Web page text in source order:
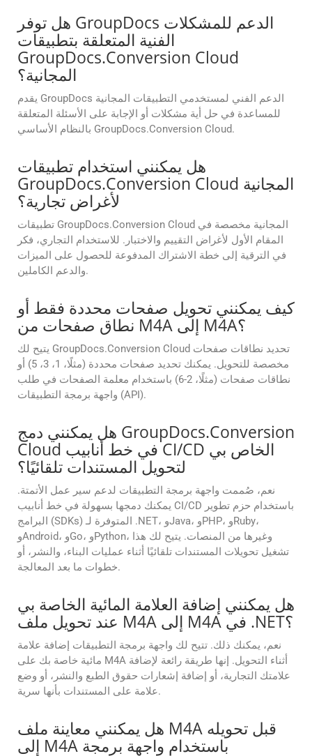
هل توفر GroupDocs الدعم للمشكلات
الفنية المتعلقة بتطبيقات
GroupDocs.Conversion Cloud
المجانية؟
يقدم GroupDocs الدعم الفني لمستخدمي التطبيقات المجانية
للمساعدة في حل أية مشكلات أو الإجابة على الأسئلة المتعلقة
بالنظام الأساسي GroupDocs.Conversion Cloud.
هل يمكنني استخدام تطبيقات
GroupDocs.Conversion Cloud المجانية
لأغراض تجارية؟
تطبيقات GroupDocs.Conversion Cloud المجانية مخصصة في
المقام الأول لأغراض التقييم والاختبار. للاستخدام التجاري، فكر
في الترقية إلى خطة الاشتراك المدفوعة للحصول على الميزات
والدعم الكاملين.
كيف يمكنني تحويل صفحات محددة فقط أو
نطاق صفحات من M4A إلى M4A؟
يتيح لك GroupDocs.Conversion Cloud تحديد نطاقات صفحات
مخصصة للتحويل. يمكنك تحديد صفحات محددة (مثلًا، 1، 3، 5) أو
نطاقات صفحات (مثلًا، 2-6) باستخدام معلمة الصفحات في طلب
واجهة برمجة التطبيقات (API).
هل يمكنني دمج GroupDocs.Conversion
Cloud في خط أنابيب CI/CD الخاص بي
لتحويل المستندات تلقائيًا؟
نعم، صُممت واجهة برمجة التطبيقات لدعم سير عمل الأتمتة.
يمكنك دمجها بسهولة في خط أنابيب CI/CD باستخدام حزم تطوير
البرامج (SDKs) المتوفرة لـ .NET، وJava، وPHP، وRuby،
وAndroid، وGo، وPython، وغيرها من المنصات. يتيح لك هذا
تشغيل تحويلات المستندات تلقائيًا أثناء عمليات البناء، والنشر، أو
خطوات ما بعد المعالجة.
هل يمكنني إضافة العلامة المائية الخاصة بي
عند تحويل ملف M4A إلى M4A في .NET؟
نعم، يمكنك ذلك. تتيح لك واجهة برمجة التطبيقات إضافة علامة
مائية خاصة بك على M4A أثناء التحويل. إنها طريقة رائعة لإضافة
علامتك التجارية، أو إضافة إشعارات حقوق الطبع والنشر، أو وضع
علامة على المستندات بأنها سرية.
هل يمكنني معاينة ملف M4A قبل تحويله
إلى M4A باستخدام واجهة برمجة